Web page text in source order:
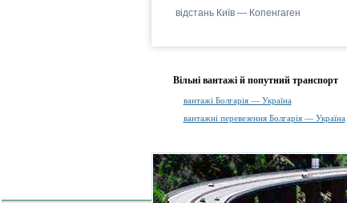
відстань Київ — Копенгаген
Вільні вантажі й попутний транспорт
вантажі Болгарія — Україна
вантажні перевезення Болгарія — Україна